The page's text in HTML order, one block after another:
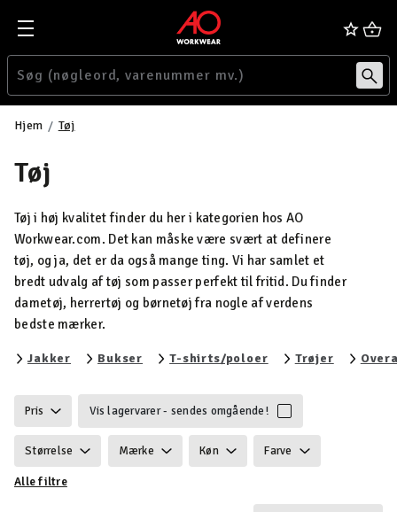
Hjem Tøj
Tøj
Tøj i høj kvalitet finder du her i kategorien hos AO
Workwear.com. Det kan måske være svært at definere
tøj, og ja, det er da også mange ting. Vi har samlet et
bredt udvalg af tøj som passer perfekt til fritid. Du finder
dametøj, herrertøj og børnetøj fra nogle af verdens
bedste mærker.
Jakker Filtrér efter category: Jakker
Bukser Filtrér efter category: Bukser
T-shirts/poloerFiltrér efter
TrøjerFiltrér
Pris Vis lagervarer - sendes omgående!
Størrelse Mærke Køn Farve
Ansvarlighed
Alle filtre